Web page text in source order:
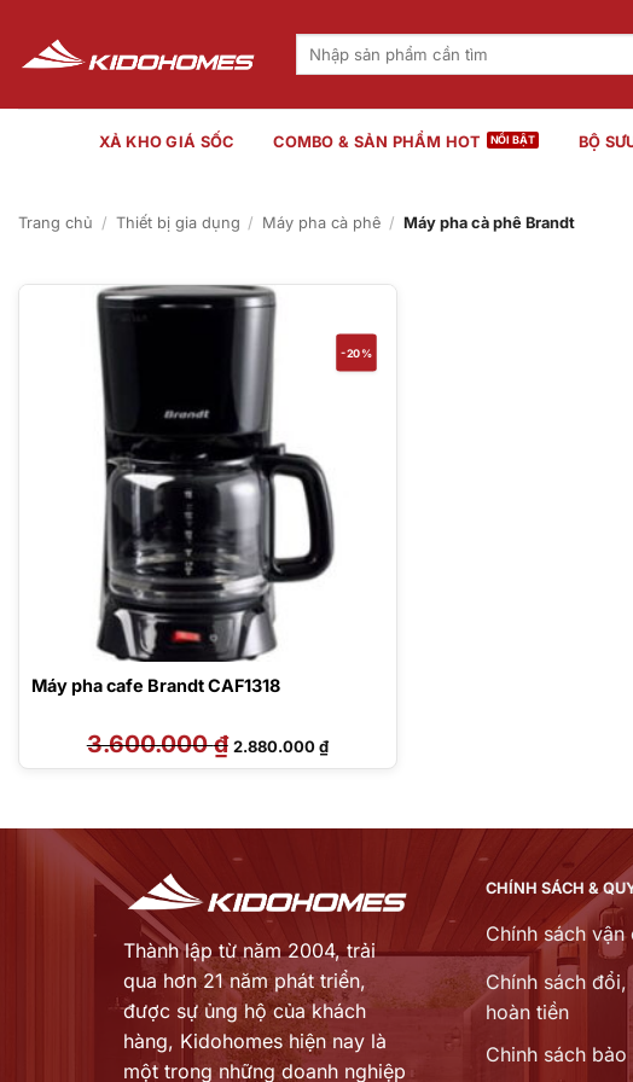
nội
dung
Tìm
XẢ KHO GIÁ SỐC COMBO & SẢN PHẨM HOT BỘ
Trang chủ / Thiết bị gia dụng / Máy pha cà phê / Máy pha cà phê Brandt
-20%
Máy pha cafe Brandt CAF1318
3.600.000₫ Giá
gốc
là:
2.880.000₫Giá
hiện
tại
Thành lập từ năm 2004, trải
qua hơn 21 năm phát triển,
được sự ủng hộ của khách
hàng, Kidohomes hiện nay là
một trong những doanh nghiệp
CHÍNH SÁCH &
Chính sách
Chính sách đổi,
hoàn tiền
Chinh sách bảo